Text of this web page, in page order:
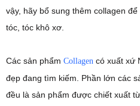
vậy, hãy bổ sung thêm collagen
tóc, tóc khô xơ.
Các sản phẩm Collagen có xuất xứ
đẹp đang tìm kiếm. Phần lớn các
đều là sản phẩm được chiết xuất